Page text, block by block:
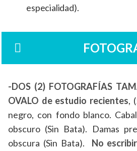
especialidad).
-DOS (2) FOTOGRAFÍAS
OVALO de estudio recientes,
negro, con fondo blanco.
obscuro (Sin Bata). Damas
obscura (Sin Bata). No